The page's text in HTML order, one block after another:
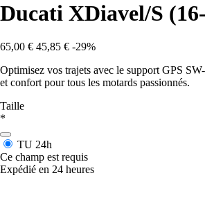
Ducati XDiavel/S
65,00 € 45,85 € -29%
Optimisez vos trajets avec le support GPS
et confort pour tous les motards passionnés.
Taille
*
TU 24h
Ce champ est requis
Expédié en 24 heures